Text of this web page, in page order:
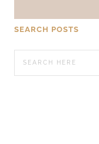
SEARCH POSTS